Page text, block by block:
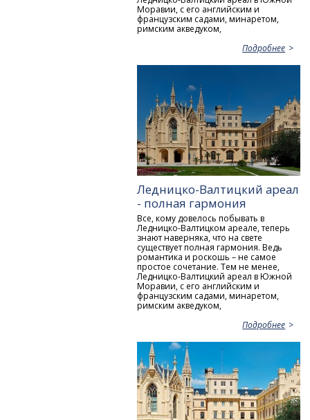
Моравии, с его английским и
французским садами, минаретом,
римским акведуком,
Подробнее
Ледницко-Валтицкий ареал
- полная гармония
Все, кому довелось побывать в
Ледницко-Валтицком ареале, теперь
знают наверняка, что на свете
существует полная гармония. Ведь
романтика и роскошь – не самое
простое сочетание. Тем не менее,
Ледницко-Валтицкий ареал в Южной
Моравии, с его английским и
французским садами, минаретом,
римским акведуком,
Подробнее